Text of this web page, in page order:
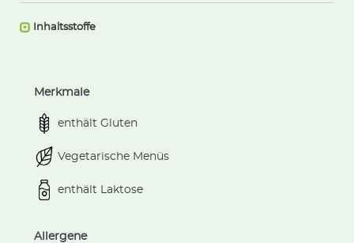
Inhaltsstoffe
Merkmale
enthält Gluten
Vegetarische Menüs
enthält Laktose
Allergene